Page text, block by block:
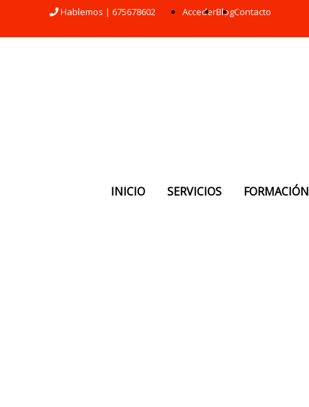
Hablemos | 675678602 AccederBlogContacto
INICIO SERVICIOS FORMACIÓN